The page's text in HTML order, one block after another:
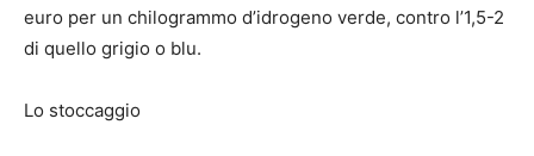
euro per un chilogrammo d’idrogeno verde, contro l’1,5-2
di quello grigio o blu.
Lo stoccaggio